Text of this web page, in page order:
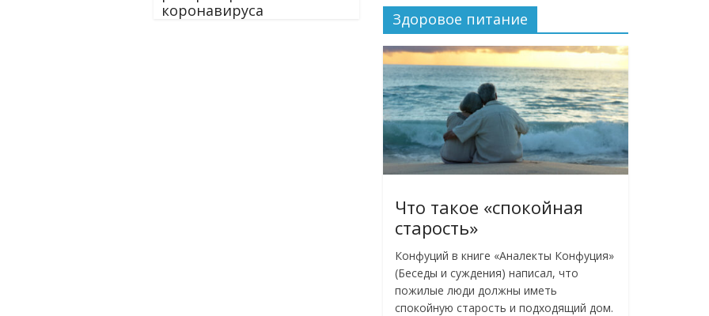
коронавируса
Здоровое питание
Что такое «спокойная
старость»
Конфуций в книге «Аналекты Конфуция»
(Беседы и суждения) написал, что
пожилые люди должны иметь
спокойную старость и подходящий дом.